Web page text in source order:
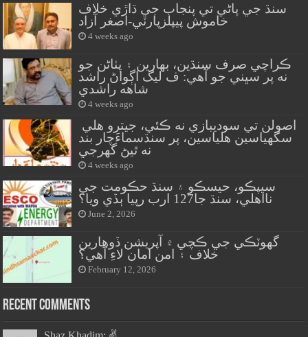
سنڌ جي پاڻي تي پنجاب جي ڌاڙي خلاف
خاموش پيپلزپارٽي-اصغر آزاد
4 weeks ago
ڪراچي صرف سنڌين، بهارين ۽ پٺاڻن جو
نه پر سڀني جو آهي: ف ليگ اڳواڻ راشد
شاهه راشدي
4 weeks ago
سگهياسين هلياسين، پر سنڌسماءَچار بند
نه ٿيڻ گهرجي
4 weeks ago
سيپڪو، حيسڪو ۽ سنڌ حڪومت جي
نااهلي، سنڌ جا127 ارب رپيا ٻڏي ويا؟
June 2, 2026
گهوٽڪي جي ڪچي ۾ آپريشن ڏوهارين
خلاف ۽ امن امان لاءِ آهي؟
February 12, 2026
Recent Comments